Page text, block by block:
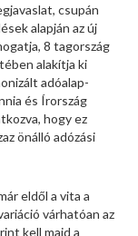
csupán
alapján az új
8 tagország
alakítja ki
adóalap-
és Írország
hogy ez
önálló adózási
eldől a vita a
várhatóan az
kell majd a